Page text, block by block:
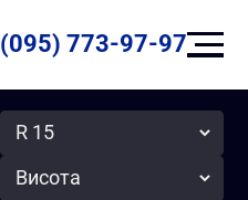
(095) 773-97-97
Радіус
Висота